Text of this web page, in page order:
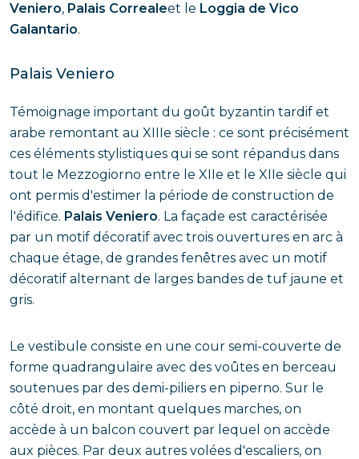
Veniero, Palais Correaleet le Loggia de Vico
Galantario.
Palais Veniero
Témoignage important du goût byzantin tardif et
arabe remontant au XIIIe siècle : ce sont précisément
ces éléments stylistiques qui se sont répandus dans
tout le Mezzogiorno entre le XIIe et le XIIe siècle qui
ont permis d'estimer la période de construction de
l'édifice. Palais Veniero. La façade est caractérisée
par un motif décoratif avec trois ouvertures en arc à
chaque étage, de grandes fenêtres avec un motif
décoratif alternant de larges bandes de tuf jaune et
gris.
Le vestibule consiste en une cour semi-couverte de
forme quadrangulaire avec des voûtes en berceau
soutenues par des demi-piliers en piperno. Sur le
côté droit, en montant quelques marches, on
accède à un balcon couvert par lequel on accède
aux pièces. Par deux autres volées d'escaliers, on